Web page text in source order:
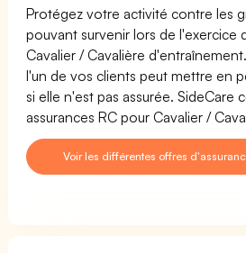
Protégez votre activité contre les
pouvant survenir lors de l'exercice
Cavalier / Cavalière
l'un de vos clients peut mettre en
si elle n'est pas assurée. SideCare
assurances RC pour Cavalier /
Voir les différentes offres